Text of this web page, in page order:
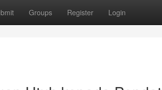
Groups Register Login